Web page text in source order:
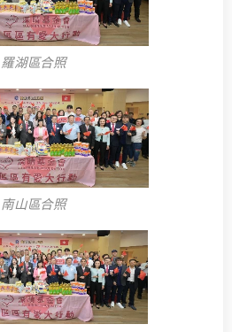
羅湖區合照
南山區合照